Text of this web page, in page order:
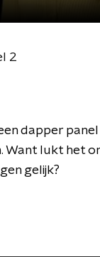
2
dapper panel
Want lukt het
gelijk?